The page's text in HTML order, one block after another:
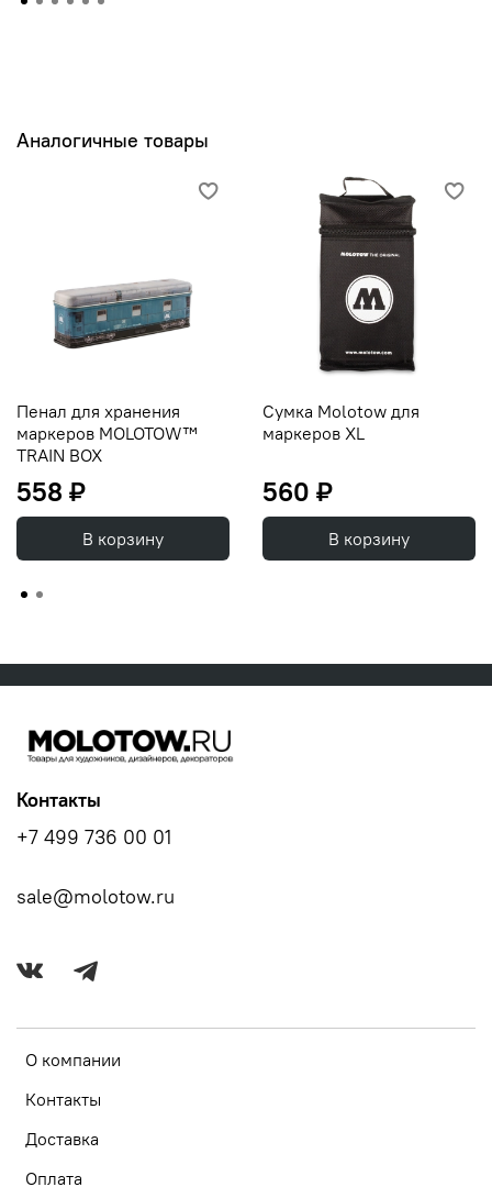
Аналогичные товары
Пенал для хранения
маркеров MOLOTOW™
TRAIN BOX
558 ₽
В корзину
Сумка Molotow для
маркеров XL
560 ₽
В корзину
О компании
Контакты
Доставка
Оплата
Контакты
+7 499 736 00 01
sale@molotow.ru